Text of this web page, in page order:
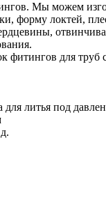
Мы можем
форму локтей,
фитингов для труб
литья под